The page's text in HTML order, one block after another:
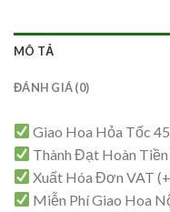
MÔ TẢ
ĐÁNH GIÁ (0)
Giao Hoa Hỏa Tốc
Thành Đạt Hoàn
Xuất Hóa Đơn VAT
Miễn Phí Giao Hoa